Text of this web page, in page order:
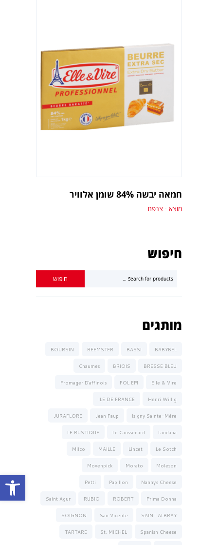
פתח סרגל נגישות
חמאה יבשה 84% שומן אלוויר
מוצא : צרפת
חיפוש
מותגים
BABYBEL
BASSI
BEEMSTER
BOURSIN
BRESSE BLEU
BRIOIS
Chaumes
Elle & Vire
FOL EPI
Fromager D'affinois
Henri Willig
ILE DE FRANCE
Isigny Sainte-Mère
Jean Faup
JURAFLORE
Landana
Le Caussenard
LE RUSTIQUE
Le Sotch
Lincet
MAILLE
Milco
Moleson
Morato
Movenpick
Nanny's Cheese
Papillon
Petti
Prima Donna
ROBERT
RUBIO
Saint Agur
SAINT ALBRAY
San Vicente
SOIGNON
Spanish Cheese
St. MICHEL
TARTARE